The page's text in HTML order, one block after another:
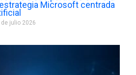
Microsoft centrada
de julio 2026